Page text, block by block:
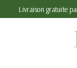
Livraison gratuite